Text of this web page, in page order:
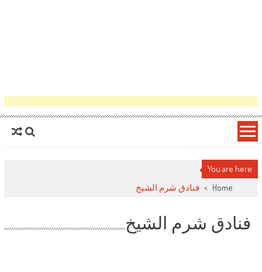
You are here
Home
> فنادق شرم الشيخ
فنادق شرم الشيخ